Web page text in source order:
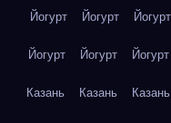
Йогурт Йогурт Йогурт
Йогурт Йогурт Йогурт
Казань Казань Казань